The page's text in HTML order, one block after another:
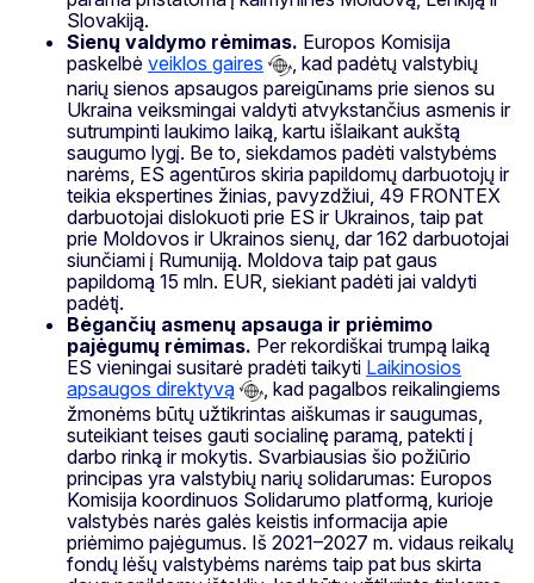
Slovakiją.
Sienų valdymo rėmimas. Europos Komisija
paskelbė veiklos gaires
, kad padėtų valstybių
narių sienos apsaugos pareigūnams prie sienos su
Ukraina veiksmingai valdyti atvykstančius asmenis ir
sutrumpinti laukimo laiką, kartu išlaikant aukštą
saugumo lygį. Be to, siekdamos padėti valstybėms
narėms, ES agentūros skiria papildomų darbuotojų ir
teikia ekspertines žinias, pavyzdžiui, 49 FRONTEX
darbuotojai dislokuoti prie ES ir Ukrainos, taip pat
prie Moldovos ir Ukrainos sienų, dar 162 darbuotojai
siunčiami į Rumuniją. Moldova taip pat gaus
papildomą 15 mln. EUR, siekiant padėti jai valdyti
padėtį.
Bėgančių asmenų apsauga ir priėmimo
pajėgumų rėmimas. Per rekordiškai trumpą laiką
ES vieningai susitarė pradėti taikyti Laikinosios
apsaugos direktyvą
, kad pagalbos reikalingiems
žmonėms būtų užtikrintas aiškumas ir saugumas,
suteikiant teises gauti socialinę paramą, patekti į
darbo rinką ir mokytis. Svarbiausias šio požiūrio
principas yra valstybių narių solidarumas: Europos
Komisija koordinuos Solidarumo platformą, kurioje
valstybės narės galės keistis informacija apie
priėmimo pajėgumus. Iš 2021–2027 m. vidaus reikalų
fondų lėšų valstybėms narėms taip pat bus skirta